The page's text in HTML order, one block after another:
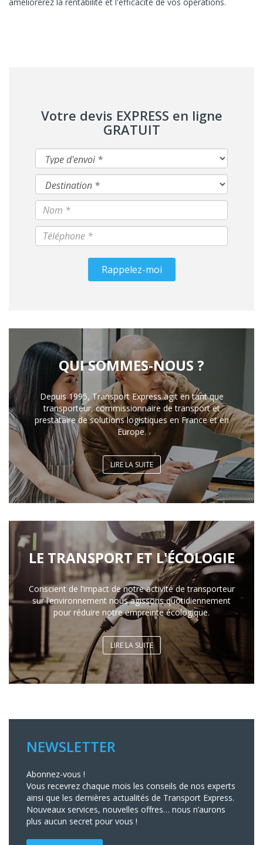
Votre devis EXPRESS en ligne
GRATUIT
Rappelez-moi
QUI SOMMES-NOUS ?
Depuis 1995, Transport Express agit en tant que
transporteur, commissionnaire de transport et
prestataire de solutions logistiques en France et en
Europe.
LIRE LA SUITE
LE TRANSPORT ET L'ÉCOLOGIE
Conscient de l’impact de notre activité de transporteur
sur l’environnement nous agissons quotidiennement
pour réduire notre empreinte écologique.
LIRE LA SUITE
NEWSLETTER
Abonnez-vous !
Vous recevrez chaque mois les conseils de nos experts
ainsi que les dernières actualités de Transport Express.
Nouveaux services, nouvelles offres… nous n’aurons
plus aucun secret pour vous !